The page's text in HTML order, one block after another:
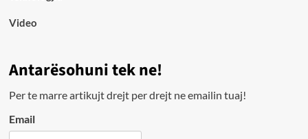
Video
Antarësohuni tek ne!
Per te marre artikujt drejt per drejt ne emailin tuaj!
Email